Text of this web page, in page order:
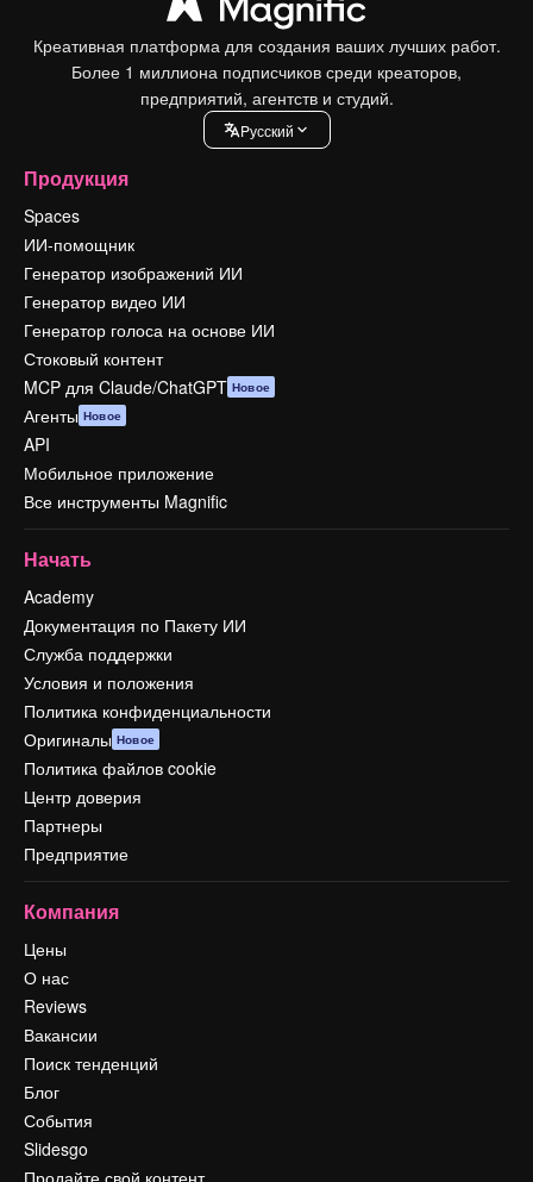
Креативная платформа для создания ваших лучших работ.
Более 1 миллиона подписчиков среди креаторов,
предприятий, агентств и студий.
Pусский
Продукция
Spaces
ИИ-помощник
Генератор изображений ИИ
Генератор видео ИИ
Генератор голоса на основе ИИ
Стоковый контент
MCP для Claude/ChatGPT Новое
Агенты Новое
API
Мобильное приложение
Все инструменты Magnific
Начать
Academy
Документация по Пакету ИИ
Служба поддержки
Условия и положения
Политика конфиденциальности
Оригиналы Новое
Политика файлов cookie
Центр доверия
Партнеры
Предприятие
Компания
Цены
О нас
Reviews
Вакансии
Поиск тенденций
Блог
События
Slidesgo
Продайте свой контент